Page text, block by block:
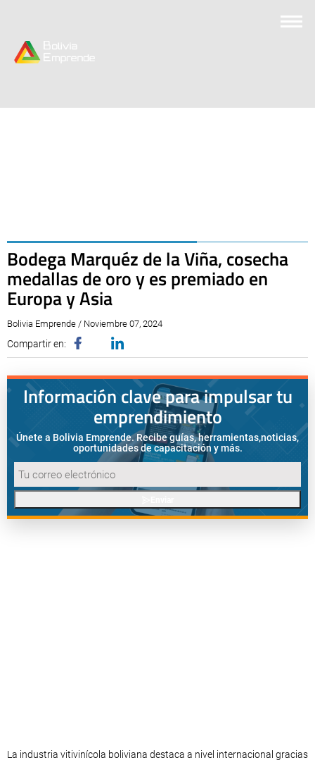
Bodega Marquéz de la Viña, cosecha
medallas de oro y es premiado en
Europa y Asia
Bolivia Emprende / Noviembre 07, 2024
Compartir en:
Información clave para impulsar tu
emprendimiento
Únete a Bolivia Emprende. Recibe guías, herramientas,noticias,
oportunidades de capacitación y más.
La industria vitivinícola boliviana destaca a nivel internacional gracias